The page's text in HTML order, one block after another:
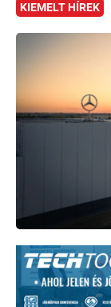
KIEMELT HÍREK